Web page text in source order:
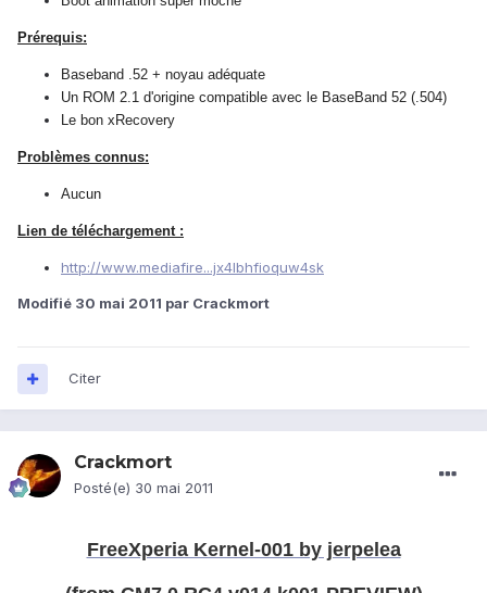
Prérequis:
Baseband .52 + noyau adéquate
Un ROM 2.1 d'origine compatible avec le BaseBand 52 (.504)
Le bon xRecovery
Problèmes connus:
Aucun
Lien de téléchargement :
http://www.mediafire...jx4lbhfioquw4sk
Modifié 30 mai 2011 par Crackmort
Citer
Crackmort
Posté(e) 30 mai 2011
FreeXperia Kernel-001 by jerpelea